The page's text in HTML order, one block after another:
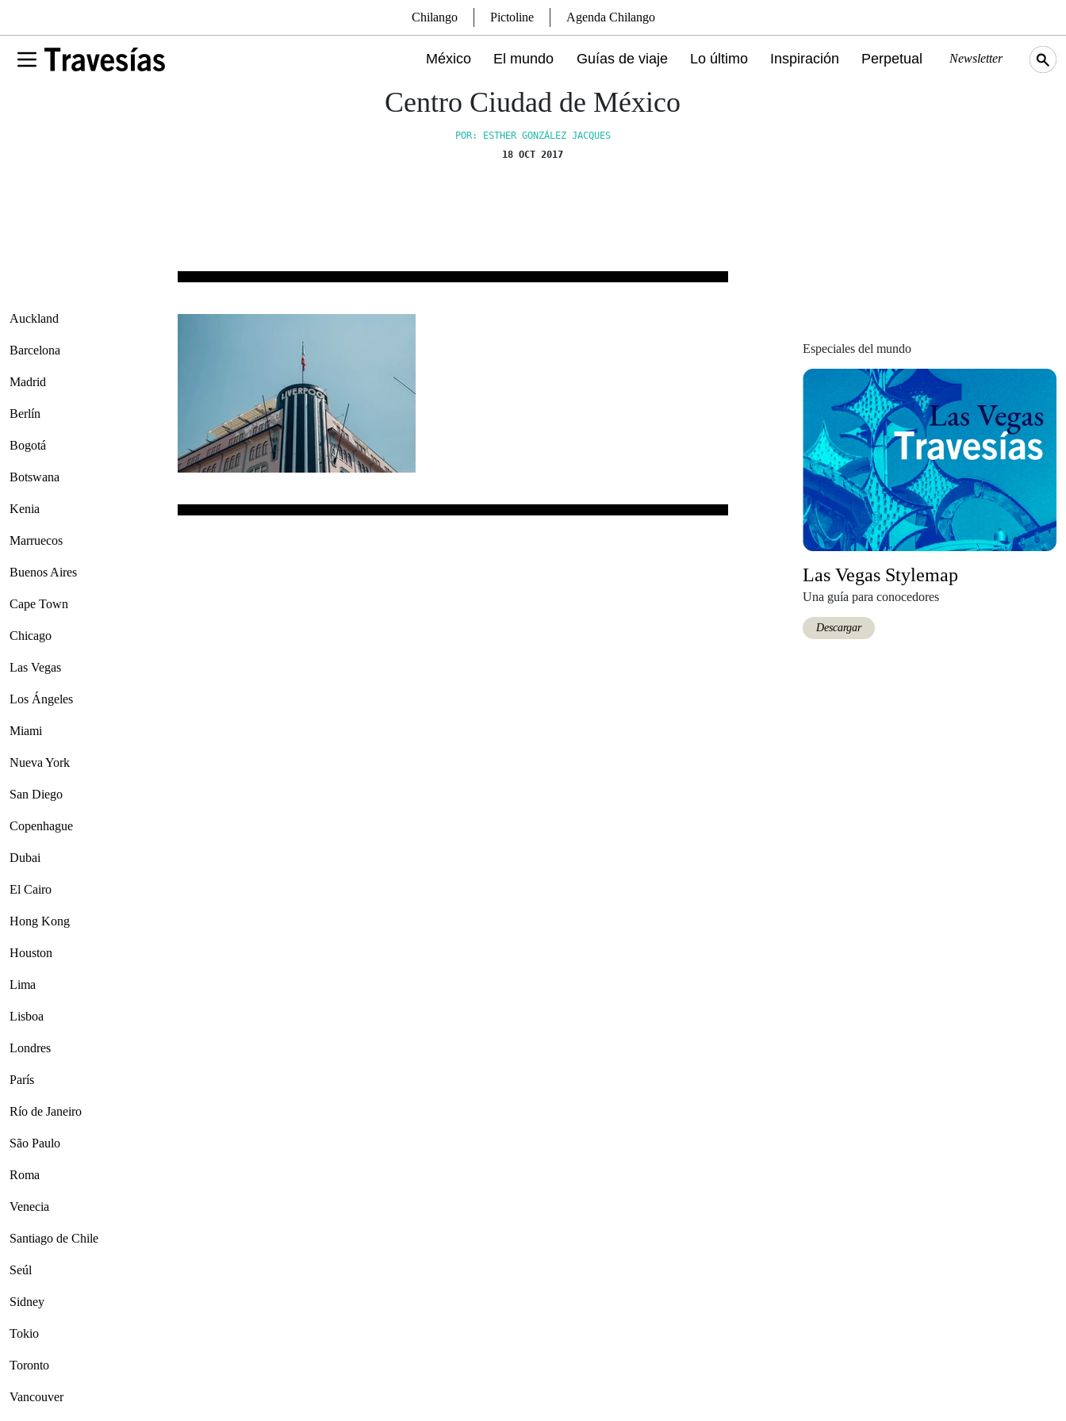
Chilango Pictoline Agenda Chilango
México El mundo Guías de viaje Lo último Inspiración Perpetual Newsletter
Centro Ciudad de México
POR: ESTHER GONZÁLEZ JACQUES
18 OCT 2017
Auckland
Barcelona
Madrid
Berlín
Bogotá
Botswana
Kenia
Marruecos
Buenos Aires
Cape Town
Chicago
Las Vegas
Los Ángeles
Miami
Nueva York
San Diego
Copenhague
Dubai
El Cairo
Hong Kong
Houston
Lima
Lisboa
Londres
París
Río de Janeiro
São Paulo
Roma
Venecia
Santiago de Chile
Seúl
Sidney
Tokio
Toronto
Vancouver
Especiales del mundo
Las Vegas Stylemap
Una guía para conocedores
Descargar